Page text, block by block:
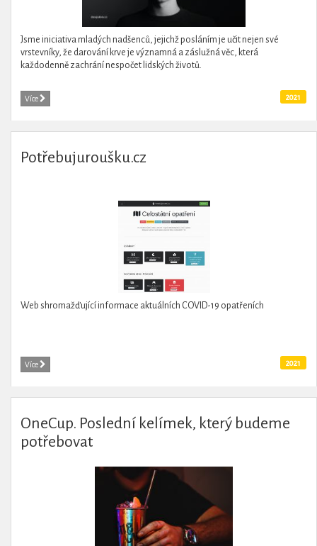
Jsme iniciativa mladých nadšenců, jejichž posláním je učit nejen své
vrstevníky, že darování krve je významná a záslužná věc, která
každodenně zachrání nespočet lidských životů.
Více 2021
Potřebujuroušku.cz
Web shromažďující informace aktuálních COVID-19 opatřeních
Více 2021
OneCup. Poslední kelímek, který budeme
potřebovat